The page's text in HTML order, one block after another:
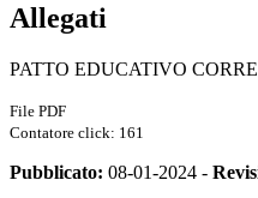
Allegati
PATTO EDUCATIVO
File PDF
Contatore click: 161
Pubblicato: 08-01-2024 -